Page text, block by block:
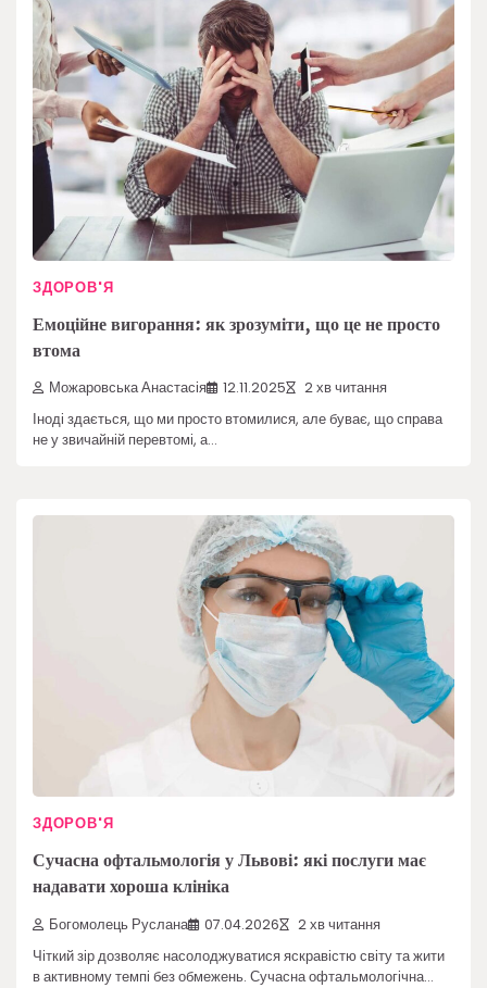
ЗДОРОВ'Я
Емоційне вигорання: як зрозуміти, що це не просто
втома
Можаровська Анастасія 12.11.2025 2 хв читання
Іноді здається, що ми просто втомилися, але буває, що справа
не у звичайній перевтомі, а…
ЗДОРОВ'Я
Сучасна офтальмологія у Львові: які послуги має
надавати хороша клініка
Богомолець Руслана 07.04.2026 2 хв читання
Чіткий зір дозволяє насолоджуватися яскравістю світу та жити
в активному темпі без обмежень. Сучасна офтальмологічна…